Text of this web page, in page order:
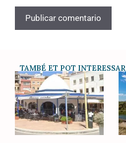
TAMBÉ ET POT INTERESSAR